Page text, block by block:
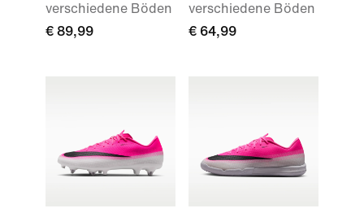
verschiedene Böden
€ 89,99
verschiedene Böden
€ 64,99